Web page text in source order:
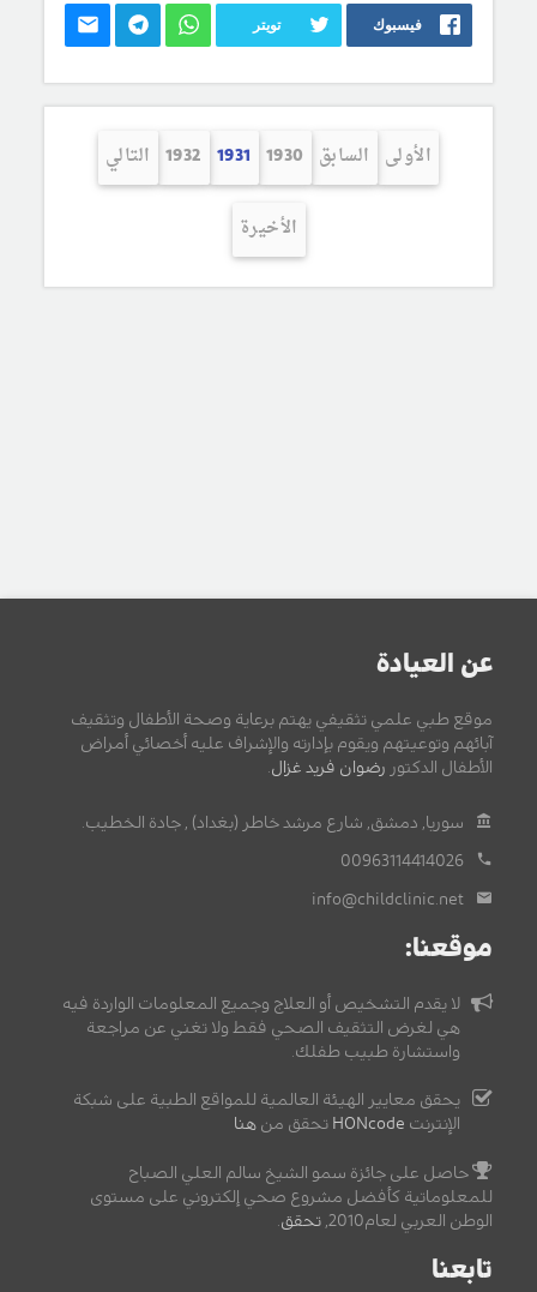
فيسبوك تويتر
الأولى السابق 1930
1931
1932 التالي
الأخيرة
عن العيادة
موقع طبي علمي تثقيفي يهتم برعاية وصحة الأطفال وتثقيف
آبائهم وتوعيتهم ويقوم بإدارته والإشراف عليه أخصائي أمراض
الأطفال الدكتور رضوان فريد غزال
سوريا, دمشق, شارع مرشد خاطر (بغداد) , جادة الخطيب.
00963114414026
info@childclinic.net
موقعنا:
لا يقدم التشخيص أو العلاج وجميع المعلومات الواردة فيه
هي لغرض التثقيف الصحي فقط ولا تغني عن مراجعة
واستشارة طبيب طفلك.
يحقق معايير الهيئة العالمية للمواقع الطبية على شبكة
الإنترنت HONcode تحقق من هنا
حاصل على جائزة سمو الشيخ سالم العلي الصباح
للمعلوماتية كأفضل مشروع صحي إلكتروني على مستوى
الوطن العربي لعام2010,
تحقق
تابعنا